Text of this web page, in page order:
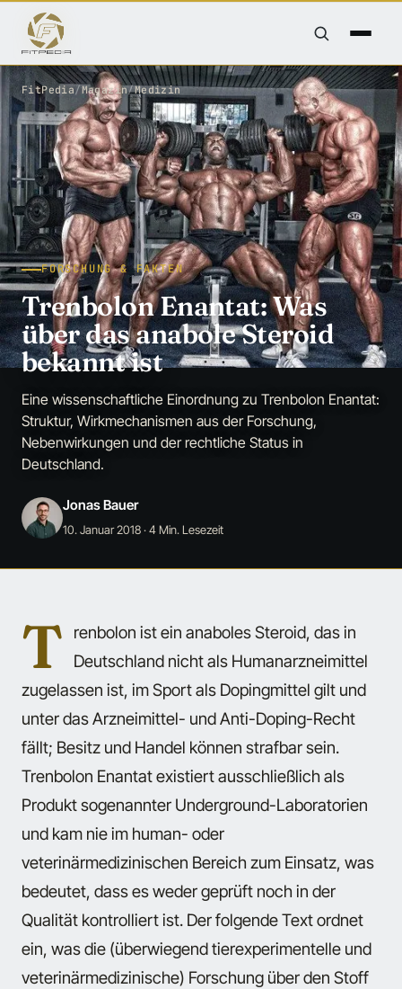
FitPedia/Magazin/Medizin
FORSCHUNG & FAKTEN
Trenbolon Enantat: Was
über das anabole Steroid
bekannt ist
Eine wissenschaftliche Einordnung zu Trenbolon Enantat:
Struktur, Wirkmechanismen aus der Forschung,
Nebenwirkungen und der rechtliche Status in
Deutschland.
Jonas Bauer
10. Januar 2018· 4 Min. Lesezeit
T
renbolon ist ein anaboles Steroid, das in
Deutschland nicht als Humanarzneimittel
zugelassen ist, im Sport als Dopingmittel gilt und
unter das Arzneimittel- und Anti-Doping-Recht
fällt; Besitz und Handel können strafbar sein.
Trenbolon Enantat existiert ausschließlich als
Produkt sogenannter Underground-Laboratorien
und kam nie im human- oder
veterinärmedizinischen Bereich zum Einsatz, was
bedeutet, dass es weder geprüft noch in der
Qualität kontrolliert ist. Der folgende Text ordnet
ein, was die (überwiegend tierexperimentelle und
veterinärmedizinische) Forschung über den Stoff